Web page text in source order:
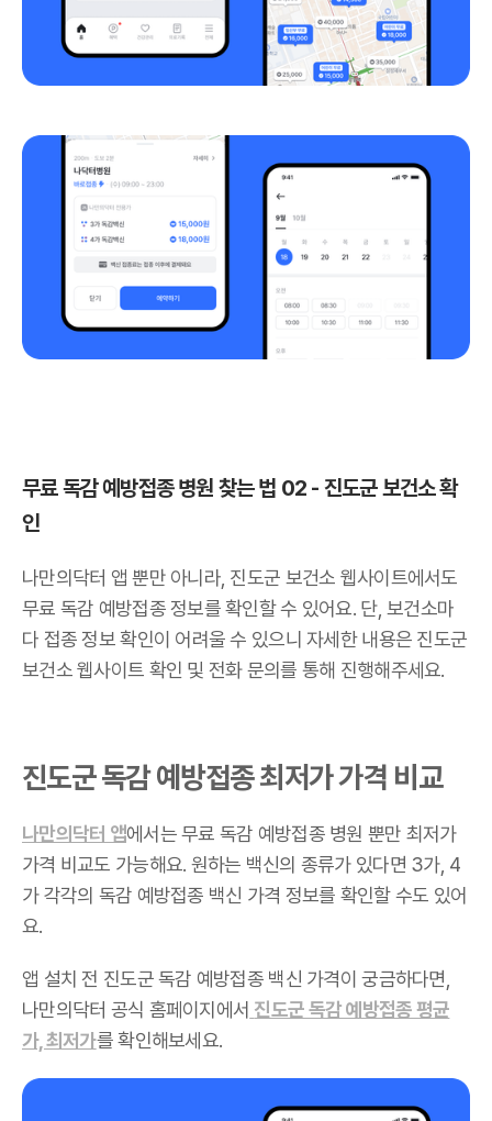
무료 독감 예방접종 병원 찾는 법 02 - 진도군 보건소 확
인
나만의닥터 앱 뿐만 아니라, 진도군 보건소 웹사이트에서도
무료 독감 예방접종 정보를 확인할 수 있어요. 단, 보건소마
다 접종 정보 확인이 어려울 수 있으니 자세한 내용은 진도군
보건소 웹사이트 확인 및 전화 문의를 통해 진행해주세요.
진도군 독감 예방접종 최저가 가격 비교
나만의닥터 앱에서는 무료 독감 예방접종 병원 뿐만 최저가
가격 비교도 가능해요. 원하는 백신의 종류가 있다면 3가, 4
가 각각의 독감 예방접종 백신 가격 정보를 확인할 수도 있어
요.
앱 설치 전 진도군 독감 예방접종 백신 가격이 궁금하다면,
나만의닥터 공식 홈페이지에서 진도군 독감 예방접종 평균
가, 최저가를 확인해보세요.